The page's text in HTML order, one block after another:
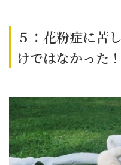
５：花粉症に苦
けではなかった！